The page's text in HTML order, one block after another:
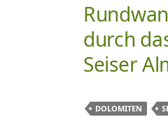
durch
Seiser
DOLOMITEN